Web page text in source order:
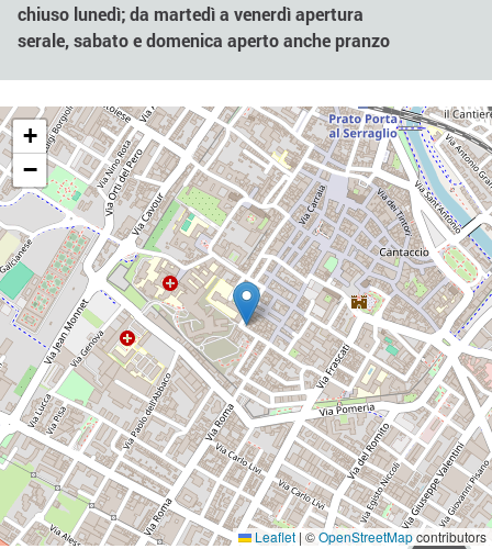
chiuso lunedì; da martedì a venerdì apertura
serale, sabato e domenica aperto anche pranzo
+
−
Leaflet | ©OpenStreetMapcontributors